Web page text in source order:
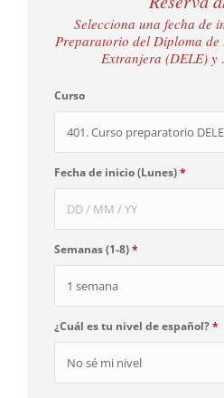
Selecciona una fecha de
Preparatorio del Diploma de
Extranjera (DELE)
Curso
Fecha de inicio (Lunes)*
Semanas (1-8)*
¿Cuál es tu nivel de español?*